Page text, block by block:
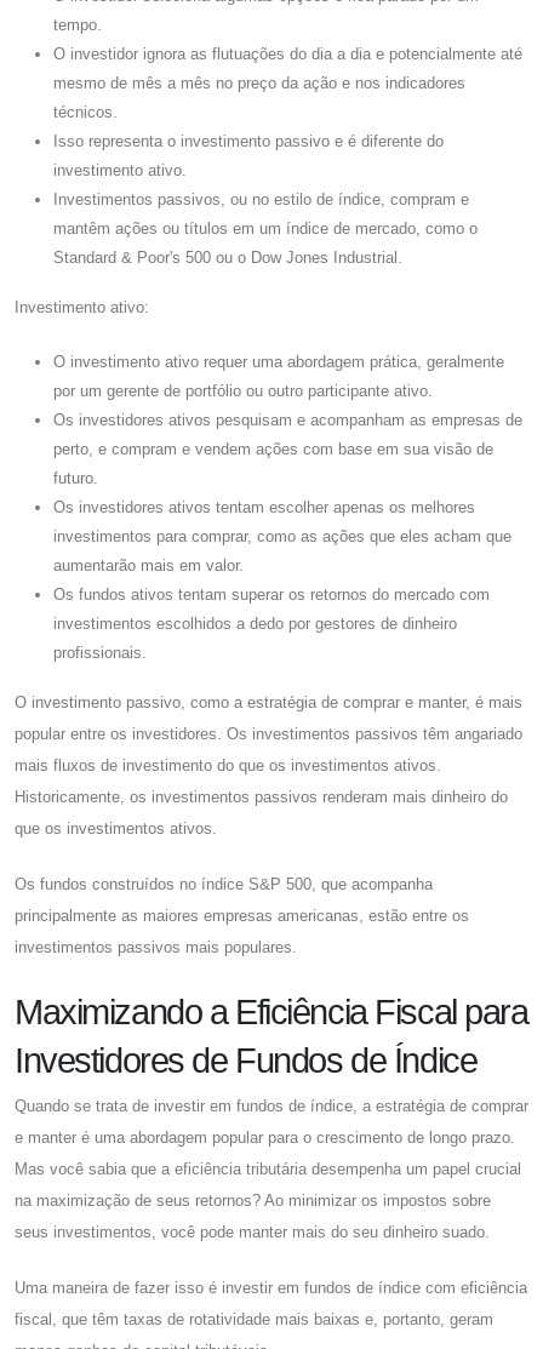
tempo.
O investidor ignora as flutuações do dia a dia e potencialmente até
mesmo de mês a mês no preço da ação e nos indicadores
técnicos.
Isso representa o investimento passivo e é diferente do
investimento ativo.
Investimentos passivos, ou no estilo de índice, compram e
mantêm ações ou títulos em um índice de mercado, como o
Standard & Poor's 500 ou o Dow Jones Industrial.
Investimento ativo:
O investimento ativo requer uma abordagem prática, geralmente
por um gerente de portfólio ou outro participante ativo.
Os investidores ativos pesquisam e acompanham as empresas de
perto, e compram e vendem ações com base em sua visão de
futuro.
Os investidores ativos tentam escolher apenas os melhores
investimentos para comprar, como as ações que eles acham que
aumentarão mais em valor.
Os fundos ativos tentam superar os retornos do mercado com
investimentos escolhidos a dedo por gestores de dinheiro
profissionais.
O investimento passivo, como a estratégia de comprar e manter, é mais
popular entre os investidores. Os investimentos passivos têm angariado
mais fluxos de investimento do que os investimentos ativos.
Historicamente, os investimentos passivos renderam mais dinheiro do
que os investimentos ativos.
Os fundos construídos no índice S&P 500, que acompanha
principalmente as maiores empresas americanas, estão entre os
investimentos passivos mais populares.
Maximizando a Eficiência Fiscal para
Investidores de Fundos de Índice
Quando se trata de investir em fundos de índice, a estratégia de comprar
e manter é uma abordagem popular para o crescimento de longo prazo.
Mas você sabia que a eficiência tributária desempenha um papel crucial
na maximização de seus retornos? Ao minimizar os impostos sobre
seus investimentos, você pode manter mais do seu dinheiro suado.
Uma maneira de fazer isso é investir em fundos de índice com eficiência
fiscal, que têm taxas de rotatividade mais baixas e, portanto, geram